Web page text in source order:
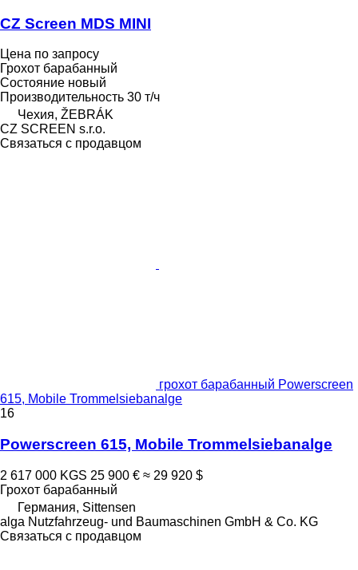
CZ Screen MDS MINI
Цена по запросу
Грохот барабанный
Состояние новый
Производительность 30 т/ч
Чехия, ŽEBRÁK
CZ SCREEN s.r.o.
Связаться с продавцом
грохот барабанный Powerscreen
615, Mobile Trommelsiebanalge
16
Powerscreen 615, Mobile Trommelsiebanalge
2 617 000 KGS 25 900 € ≈ 29 920 $
Грохот барабанный
Германия, Sittensen
alga Nutzfahrzeug- und Baumaschinen GmbH & Co. KG
Связаться с продавцом